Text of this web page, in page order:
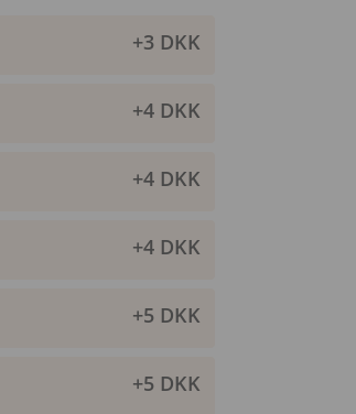
+3 DKK
+4 DKK
+4 DKK
+4 DKK
+5 DKK
+5 DKK